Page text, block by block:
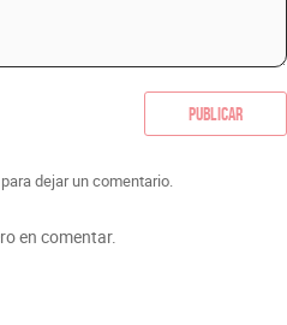
Publicar
dejar un comentario.
en comentar.